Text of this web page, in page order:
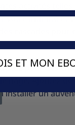
activités telles
votre intimité et
cascades pour
pour des
nage. Ajoutez
installer un
ET MON